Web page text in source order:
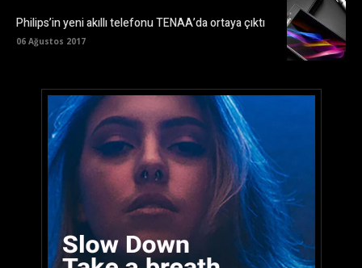
Philips’in yeni akıllı telefonu TENAA’da ortaya çıktı
06 Ağustos 2017